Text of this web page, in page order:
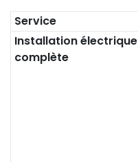
Service
Installation électrique
complète